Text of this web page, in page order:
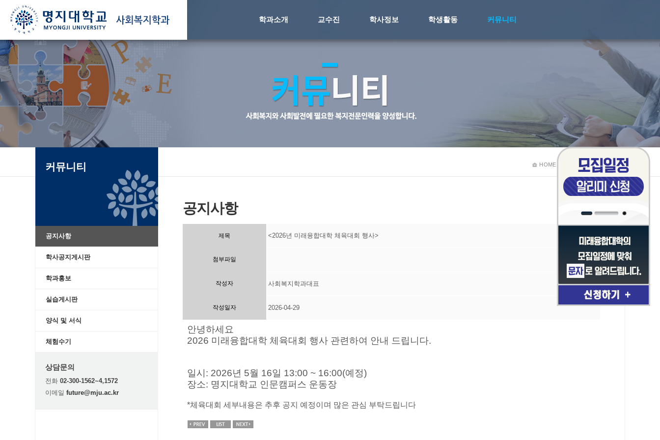
학과소개 교수진 학사정보 학생활동 커뮤니티
커뮤니티
공지사항
학사공지게시판
학과홍보
실습게시판
양식 및 서식
체험수기
상담문의
전화 02-300-1562~4,1572
이메일 future@mju.ac.kr
공지사항
HOME 커뮤니티 > 공지사항
제목 <2026년 미래융합대학 체육대회 행사>
첨부파일
작성자 사회복지학과대표
작성일자 2026-04-29
안녕하세요
2026 미래융합대학 체육대회 행사 관련하여 안내 드립니다.
일시: 2026년 5월 16일 13:00 ~ 16:00(예정)
장소: 명지대학교 인문캠퍼스 운동장
*체육대회 세부내용은 추후 공지 예정이며 많은 관심 부탁드립니다